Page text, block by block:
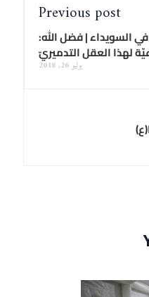
Previous post
السويداء | فضل الله:
لهذا العقل التدميريّ
يوليو 26, 2018